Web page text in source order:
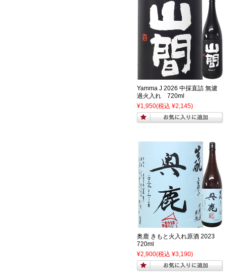
Yamma J 2026 中採直詰 無濾
過火入れ 720ml
¥1,950(税込 ¥2,145)
奥鹿 きもと火入れ原酒 2023
720ml
¥2,900(税込 ¥3,190)